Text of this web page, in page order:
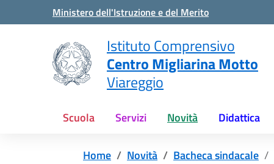
Vai ai contenuti
Vai al menu di navigazione
Ministero dell'Istruzione e del Merito
Istituto Comprensivo
Centro Migliarina Motto
Viareggio
Scuola Servizi Novità Didattica
Home Novità Bacheca sindacale